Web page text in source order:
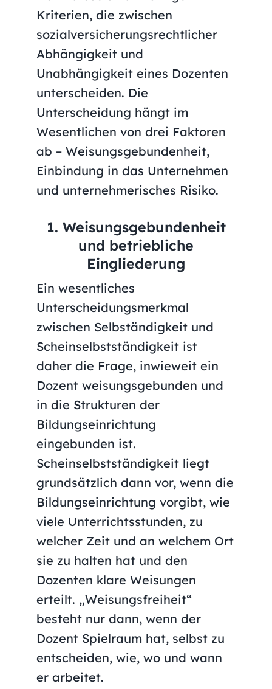
Kriterien, die zwischen
sozialversicherungsrechtlicher
Abhängigkeit und
Unabhängigkeit eines Dozenten
unterscheiden. Die
Unterscheidung hängt im
Wesentlichen von drei Faktoren
ab – Weisungsgebundenheit,
Einbindung in das Unternehmen
und unternehmerisches Risiko.
1. Weisungsgebundenheit
und betriebliche
Eingliederung
Ein wesentliches
Unterscheidungsmerkmal
zwischen Selbständigkeit und
Scheinselbstständigkeit ist
daher die Frage, inwieweit ein
Dozent weisungsgebunden und
in die Strukturen der
Bildungseinrichtung
eingebunden ist.
Scheinselbstständigkeit liegt
grundsätzlich dann vor, wenn die
Bildungseinrichtung vorgibt, wie
viele Unterrichtsstunden, zu
welcher Zeit und an welchem ​​Ort
sie zu halten hat und den
Dozenten klare Weisungen
erteilt. „Weisungsfreiheit“
besteht nur dann, wenn der
Dozent Spielraum hat, selbst zu
entscheiden, wie, wo und wann
er arbeitet.